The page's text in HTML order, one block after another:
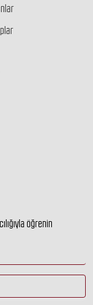
öğrenin